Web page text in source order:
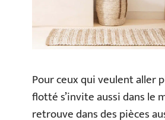
Pour ceux qui veulent aller
flotté s’invite aussi dans le
retrouve dans des pièces